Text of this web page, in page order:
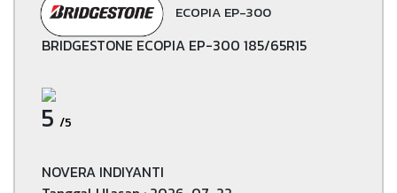
ECOPIA EP-300
BRIDGESTONE ECOPIA EP-300 185/65R15
5 /5
NOVERA INDIYANTI